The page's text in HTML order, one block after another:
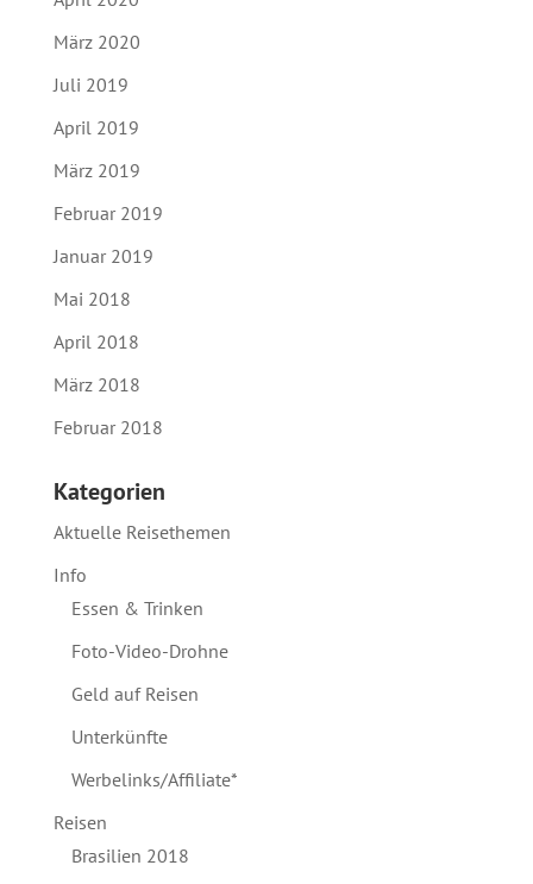
März 2020
Juli 2019
April 2019
März 2019
Februar 2019
Januar 2019
Mai 2018
April 2018
März 2018
Februar 2018
Kategorien
Aktuelle Reisethemen
Info
Essen & Trinken
Foto-Video-Drohne
Geld auf Reisen
Unterkünfte
Werbelinks/Affiliate*
Reisen
Brasilien 2018